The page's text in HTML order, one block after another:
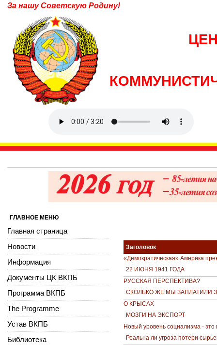
За нашу Советскую Родину!
Заголовок
«Демократическая» Америка
22 ИЮНЯ 1941 ГОДА
РУССКАЯ ПЕРСПЕКТИВА?
СКОЛЬКО ЖЕ МЫ ЗАПЛАТИЛИ
О КРЫСАХ
МОЗГИ НА ЭКСПОРТ
Новый уровень социализма -
Реальна ли угроза потери
ГЛАВНОЕ МЕНЮ
Главная страница
Новости
Информация
Документы ЦК ВКПБ
Программа ВКПБ
The Programme
Устав ВКПБ
Библиотека